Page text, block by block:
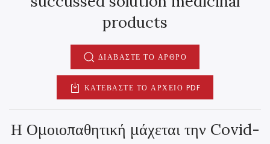
products
ΔΙΑΒΆΣΤΕ ΤΟ ΆΡΘΡΟ
ΚΑΤΕΒΆΣΤΕ ΤΟ ΑΡΧΕΊΟ PDF
Η Ομοιοπαθητική μάχεται την Covid-